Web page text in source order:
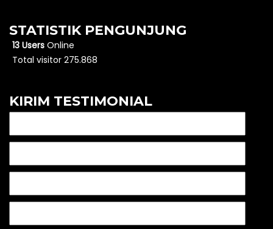
STATISTIK PENGUNJUNG
13 Users Online
Total visitor 275.868
KIRIM TESTIMONIAL